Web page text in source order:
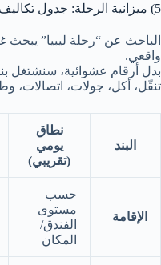
5) ميزانية الرحلة: جدول تكاليف + طرق توفير ذكية 💰
الباحث عن “رحلة ليبيا” يبحث
واقعي.
بدل أرقام عشوائية، سنشتغل
تنقّل، أكل، جولات، اتصالات،
البند
نطاق
يومي
(تقريبي)
الإقامة
حسب
مستوى
الفندق/
المكان